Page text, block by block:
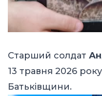
Старший солдат
13 травня 2026
Батьківщини.